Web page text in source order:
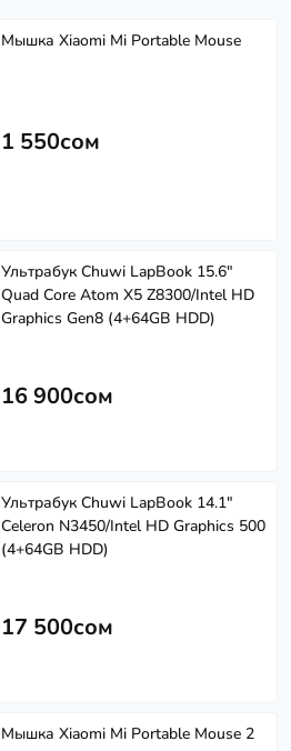
Мышка Xiaomi Mi Portable Mouse
1 550сом
Ультрабук Chuwi LapBook 15.6"
Quad Сore Atom X5 Z8300/Intel HD
Graphics Gen8 (4+64GB HDD)
16 900сом
Ультрабук Chuwi LapBook 14.1"
Celeron N3450/Intel HD Graphics 500
(4+64GB HDD)
17 500сом
Мышка Xiaomi Mi Portable Mouse 2